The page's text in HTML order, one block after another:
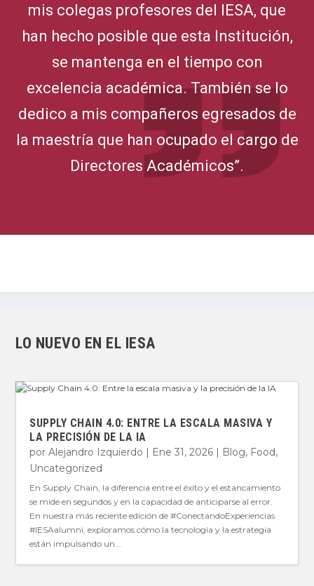
mis colegas profesores del IESA, que
han hecho posible que esta Institución,
se mantenga en el tiempo con
excelencia académica. También se lo
dedico a mis compañeros egresados de
la maestría que han ocupado el cargo de
Directores Académicos”.
LO NUEVO EN EL IESA
SUPPLY CHAIN 4.0: ENTRE LA ESCALA MASIVA Y
LA PRECISIÓN DE LA IA
porAlejandro Izquierdo | Ene 31, 2026 | Blog, Food,
Uncategorized
En Supply Chain, la diferencia entre el éxito y el estancamiento
se mide en segundos y en la capacidad de anticiparse al error.
En nuestra más reciente edición de #ConectandoExperiencias
#IESAalumni, exploramos cómo la tecnología y la estrategia
están impulsando un...